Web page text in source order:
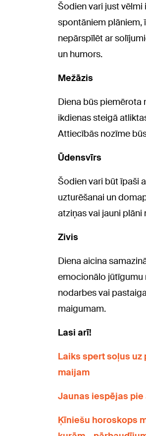
Šodien vari just
spontāniem plāniem,
nepārspīlēt ar
un humors.
Mežāzis
Diena būs piemērota
ikdienas steigā
Attiecībās nozīme
Ūdensvīrs
Šodien vari būt īpaši
uzturēšanai un
atziņas vai jauni
Zivis
Diena aicina
emocionālo jūtīgumu
nodarbes vai
maigumam.
Lasi arī!
Laiks spert soļus uz
maijam
Jaunas iespējas
Ķīniešu horoskops